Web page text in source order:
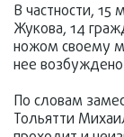
В частности, 15
Жукова, 14
ножом своему
нее возбуждено
По словам
Тольятти